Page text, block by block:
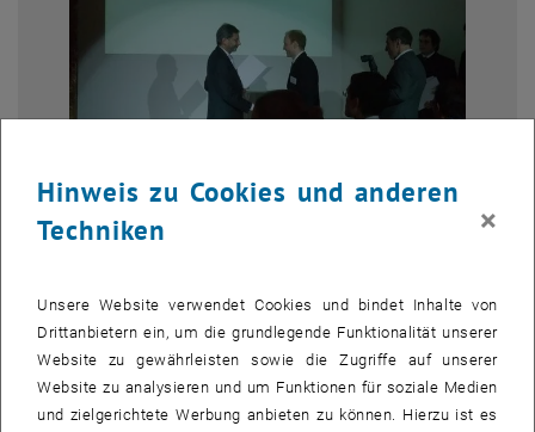
Alexander Riss
Alexander Riss
Weitere Bilder zu diesem Eintrag sind erst nach Login sichtbar.
Dieser Preis hebt besonders gelungene Dissertationen hervor. „Ein
Hinweis zu Cookies und anderen
Techniken
×
Unsere Website verwendet Cookies und bindet Inhalte von
Drittanbietern ein, um die grundlegende Funktionalität unserer
Website zu gewährleisten sowie die Zugriffe auf unserer
Website zu analysieren und um Funktionen für soziale Medien
und zielgerichtete Werbung anbieten zu können. Hierzu ist es